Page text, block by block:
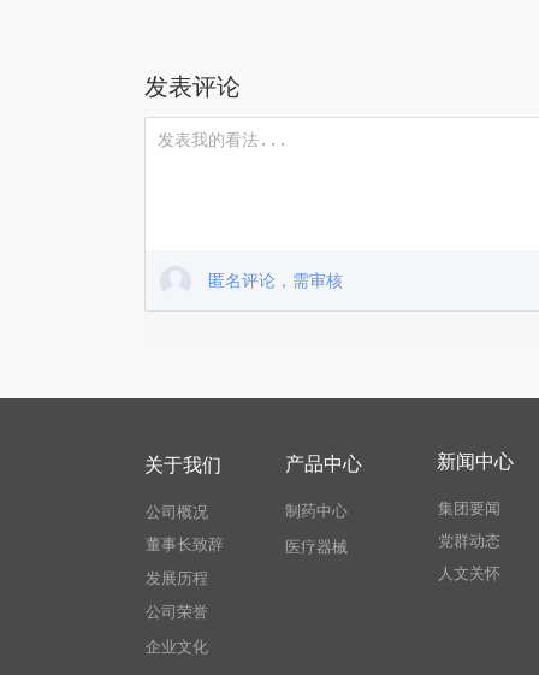
发表评论
匿名评论，需审核
关于我们 产品中心 新闻中心
公司概况 制药中心 集团要闻
人文关怀
党群动态
董事长致辞
发展历程
公司荣誉
企业文化
医疗器械